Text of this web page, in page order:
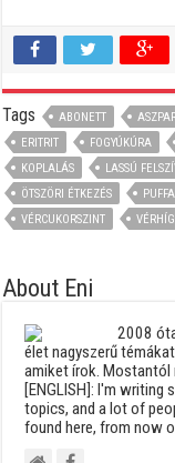
Tags ABONETT
ERITRIT
FOGYÚKÚRA
KOPLALÁS
LASSÚ
ÖTSZÖRI ÉTKEZÉS
VÉRCUKORSZINT
About Eni
2008
élet nagyszerű
amiket írok. Mostantól
[ENGLISH]: I'm
topics, and a lot of
found here, from now